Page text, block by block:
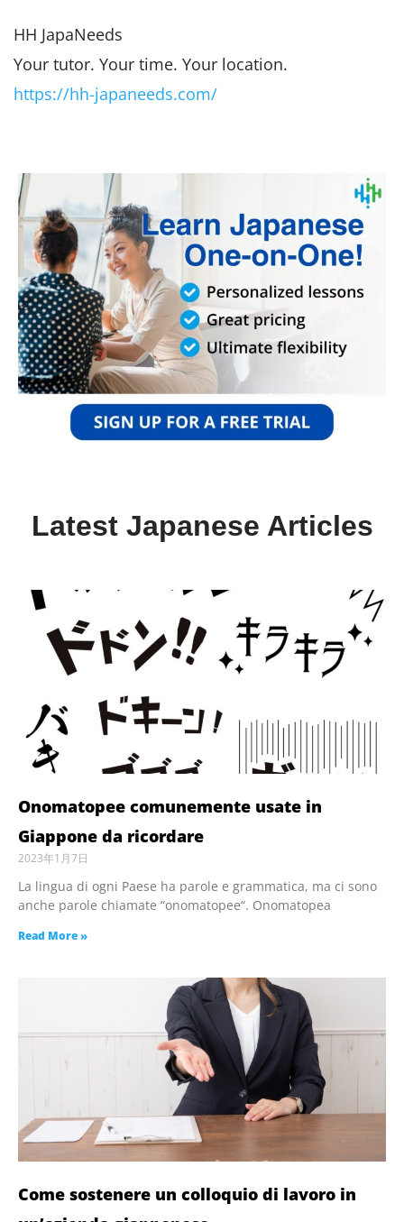
HH JapaNeeds
Your tutor. Your time. Your location.
https://hh-japaneeds.com/
Latest Japanese Articles
Onomatopee comunemente usate in
Giappone da ricordare
2023年1月7日
La lingua di ogni Paese ha parole e grammatica, ma ci sono
anche parole chiamate “onomatopee“. Onomatopea
Read More »
Come sostenere un colloquio di lavoro in